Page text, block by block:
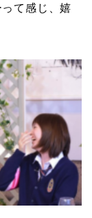
て感じ、嬉